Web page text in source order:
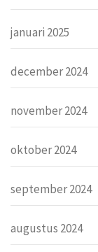
januari 2025
december 2024
november 2024
oktober 2024
september 2024
augustus 2024